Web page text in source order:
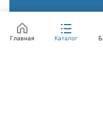
Главная Каталог